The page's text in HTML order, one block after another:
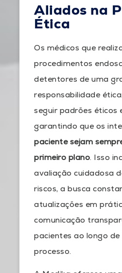
Aliados na
Ética
Os médicos que
procedimentos
detentores de uma
responsabilidade
seguir padrões éticos
garantindo que os
paciente sejam
primeiro plano. Isso
avaliação cuidadosa
riscos, a busca
atualizações em
comunicação
pacientes ao longo
processo.